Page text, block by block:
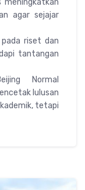
meningkatkan
agar sejajar
pada riset dan
tantangan
Normal
lulusan
tetapi